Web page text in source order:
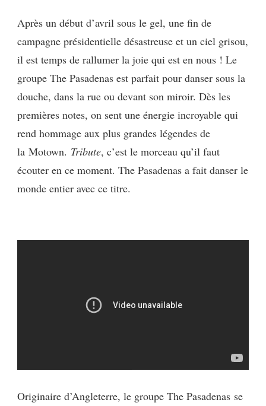
:
TRIBUTE
ON)
Après un début d’avril sous le gel, une fin de
campagne présidentielle désastreuse et un ciel grisou,
il est temps de rallumer la joie qui est en nous ! Le
groupe The Pasadenas est parfait pour danser sous la
douche, dans la rue ou devant son miroir. Dès les
premières notes, on sent une énergie incroyable qui
rend hommage aux plus grandes légendes de
la Motown. Tribute, c’est le morceau qu’il faut
écouter en ce moment. The Pasadenas a fait danser le
monde entier avec ce titre.
Originaire d’Angleterre, le groupe The Pasadenas se